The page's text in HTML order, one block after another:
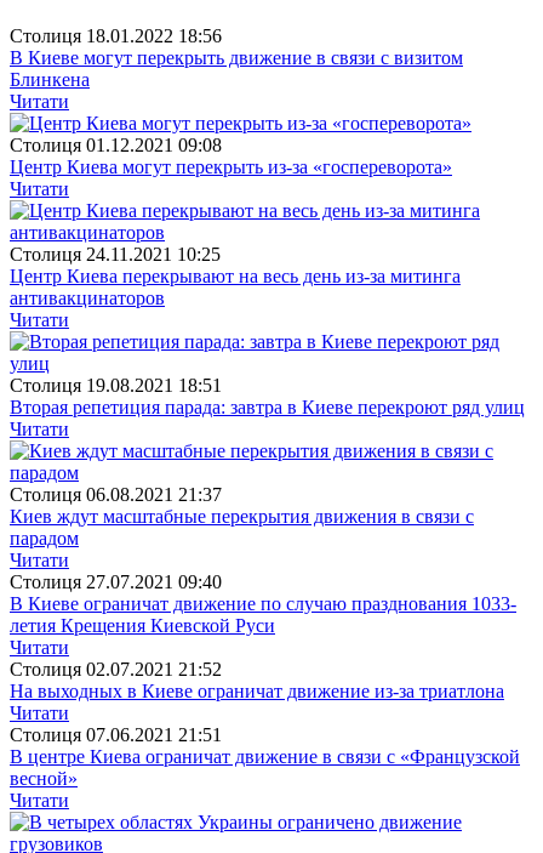
Столиця 18.01.2022 18:56
В Киеве могут перекрыть движение в связи с визитом
Блинкена
Читати
Столиця 01.12.2021 09:08
Центр Киева могут перекрыть из-за «госпереворота»
Читати
Столиця 24.11.2021 10:25
Центр Киева перекрывают на весь день из-за митинга
антивакцинаторов
Читати
Столиця 19.08.2021 18:51
Вторая репетиция парада: завтра в Киеве перекроют ряд улиц
Читати
Столиця 06.08.2021 21:37
Киев ждут масштабные перекрытия движения в связи с
парадом
Читати
Столиця 27.07.2021 09:40
В Киеве ограничат движение по случаю празднования 1033-
летия Крещения Киевской Руси
Читати
Столиця 02.07.2021 21:52
На выходных в Киеве ограничат движение из-за триатлона
Читати
Столиця 07.06.2021 21:51
В центре Киева ограничат движение в связи с «Французской
весной»
Читати